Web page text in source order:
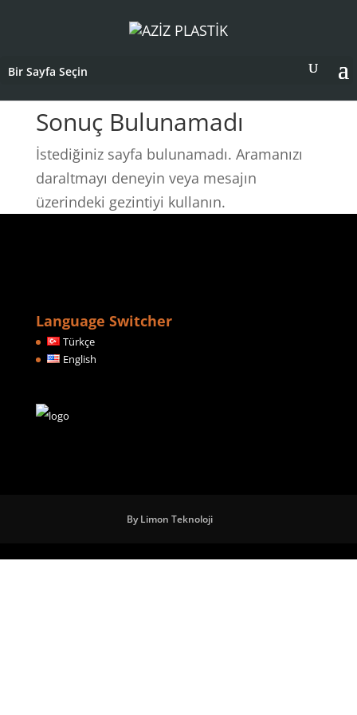
Bir Sayfa Seçin
Sonuç Bulunamadı
İstediğiniz sayfa bulunamadı. Aramanızı
daraltmayı deneyin veya mesajın
üzerindeki gezintiyi kullanın.
Language Switcher
Türkçe
English
By Limon Teknoloji